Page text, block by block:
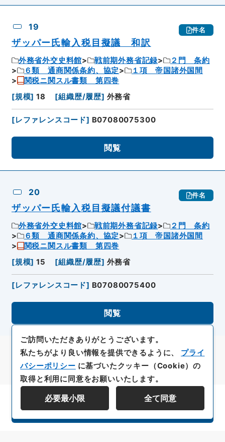
19 件名
ザッパー氏輸入税目擬議 和訳
外務省外交史料館 戦前期外務省記録
２門 条約
６類 通商関係条約、協定
１項 帝国諸外国間
関税ニ関スル書類 第四巻
[規模] 18 [組織歴/履歴] 外務省
[レファレンスコード] B07080075300
閲覧
20 件名
ザッパー氏輸入税目擬議付議書
外務省外交史料館 戦前期外務省記録
２門 条約
６類 通商関係条約、協定
１項 帝国諸外国間
関税ニ関スル書類 第四巻
[規模] 15 [組織歴/履歴] 外務省
[レファレンスコード] B07080075400
閲覧
資料群階層を表示する
ご訪問いただきありがとうございます。
私たちがより良い情報を提供できるように、 プライ
バシーポリシー に基づいたクッキー（Cookie）の
取得と利用に同意をお願いいたします。
必要最小限 全て同意